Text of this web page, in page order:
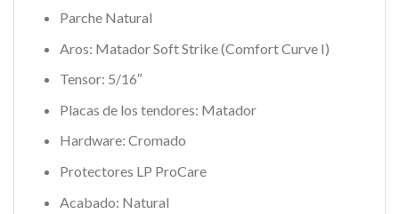
Parche Natural
Aros: Matador Soft Strike (Comfort Curve I)
Tensor: 5/16″
Placas de los tendores: Matador
Hardware: Cromado
Protectores LP ProCare
Acabado: Natural